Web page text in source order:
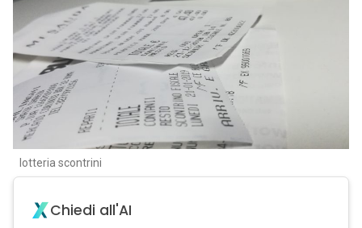
lotteria scontrini
Chiedi all'AI